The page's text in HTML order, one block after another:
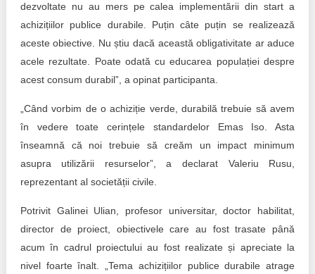
dezvoltate nu au mers pe calea implementării din start a
achizițiilor publice durabile. Puțin câte puțin se realizează
aceste obiective. Nu știu dacă această obligativitate ar aduce
acele rezultate. Poate odată cu educarea populației despre
acest consum durabil”, a opinat participanta.
„Când vorbim de o achiziție verde, durabilă trebuie să avem
în vedere toate cerințele standardelor Emas Iso. Asta
înseamnă că noi trebuie să creăm un impact minimum
asupra utilizării resurselor”, a declarat Valeriu Rusu,
reprezentant al societății civile.
Potrivit Galinei Ulian, profesor universitar, doctor habilitat,
director de proiect, obiectivele care au fost trasate până
acum în cadrul proiectului au fost realizate și apreciate la
nivel foarte înalt. „Tema achizițiilor publice durabile atrage